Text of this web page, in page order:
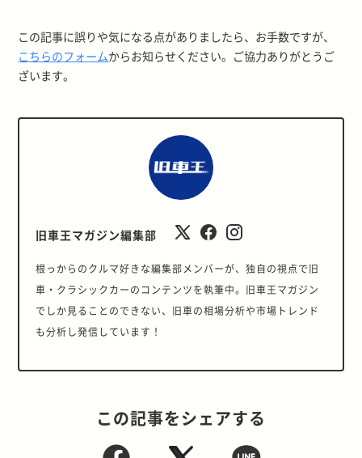
この記事に誤りや気になる点がありましたら、お手数ですが、
こちらのフォームからお知らせください。ご協力ありがとうご
ざいます。
旧車王マガジン編集部
根っからのクルマ好きな編集部メンバーが、独自の視点で旧
車・クラシックカーのコンテンツを執筆中。旧車王マガジン
でしか見ることのできない、旧車の相場分析や市場トレンド
も分析し発信しています！
この記事をシェアする